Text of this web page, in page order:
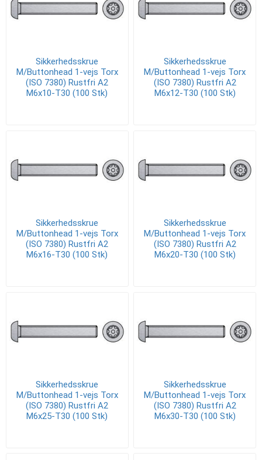
Sikkerhedsskrue
M/Buttonhead 1-vejs Torx
(ISO 7380) Rustfri A2
M6x10-T30 (100 Stk)
Sikkerhedsskrue
M/Buttonhead 1-vejs Torx
(ISO 7380) Rustfri A2
M6x12-T30 (100 Stk)
Sikkerhedsskrue
M/Buttonhead 1-vejs Torx
(ISO 7380) Rustfri A2
M6x16-T30 (100 Stk)
Sikkerhedsskrue
M/Buttonhead 1-vejs Torx
(ISO 7380) Rustfri A2
M6x20-T30 (100 Stk)
Sikkerhedsskrue
M/Buttonhead 1-vejs Torx
(ISO 7380) Rustfri A2
M6x25-T30 (100 Stk)
Sikkerhedsskrue
M/Buttonhead 1-vejs Torx
(ISO 7380) Rustfri A2
M6x30-T30 (100 Stk)